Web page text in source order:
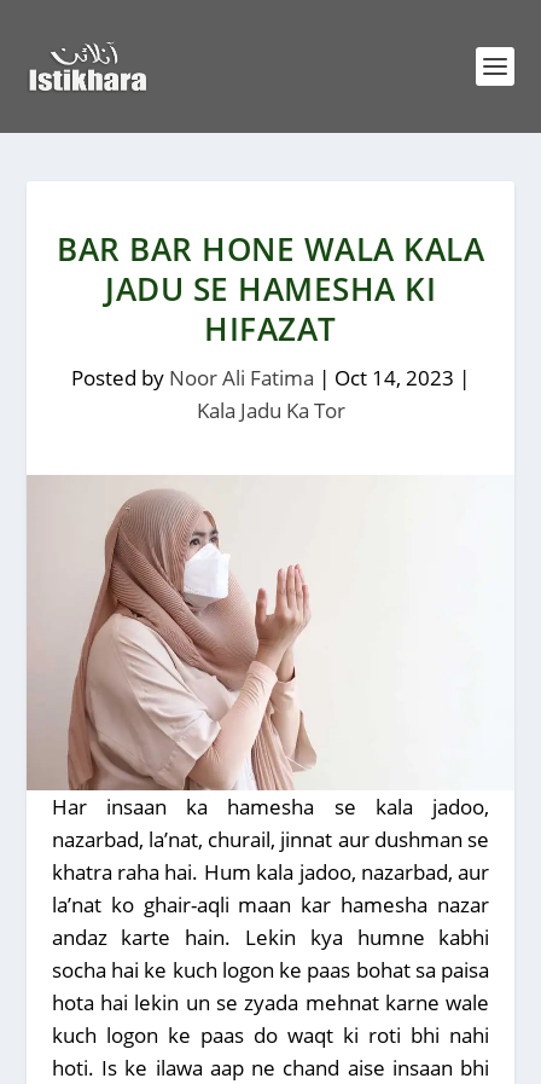
BAR BAR HONE WALA KALA
JADU SE HAMESHA KI
HIFAZAT
Posted by Noor Ali Fatima | Oct 14, 2023 |
Kala Jadu Ka Tor
Har insaan ka hamesha se kala jadoo,
nazarbad, la’nat, churail, jinnat aur dushman se
khatra raha hai. Hum kala jadoo, nazarbad, aur
la’nat ko ghair-aqli maan kar hamesha nazar
andaz karte hain. Lekin kya humne kabhi
socha hai ke kuch logon ke paas bohat sa paisa
hota hai lekin un se zyada mehnat karne wale
kuch logon ke paas do waqt ki roti bhi nahi
hoti. Is ke ilawa aap ne chand aise insaan bhi